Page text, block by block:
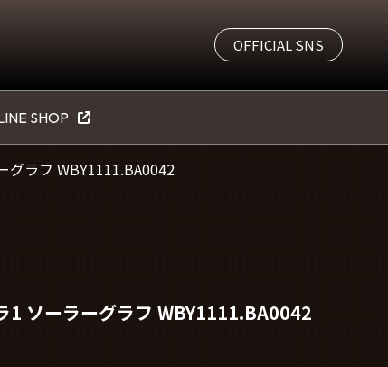
OFFICIAL SNS
SHOP
グラフ WBY1111.BA0042
1 ソーラーグラフ WBY1111.BA0042